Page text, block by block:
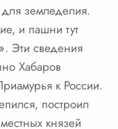
земледелия.
и пашни тут
Эти сведения
Хабаров
к России.
построил
князей